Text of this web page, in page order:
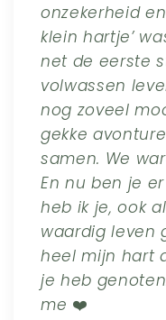
onzekerheid
klein hartje’
net de eerste
volwassen
nog zoveel
gekke
samen. We
En nu ben je
heb ik je, ook
waardig leven
heel mijn hart
je heb
me ❤️